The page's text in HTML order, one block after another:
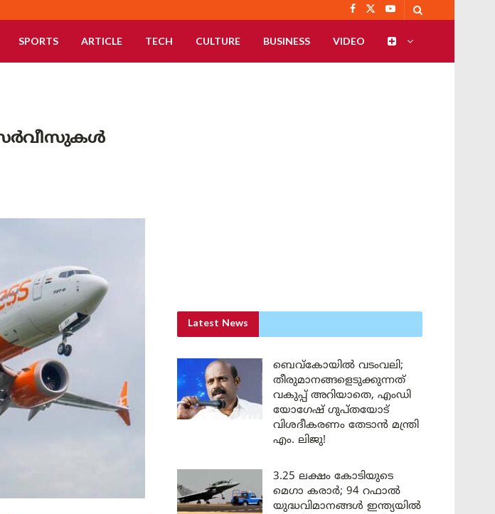
SPORTS ARTICLE TECH CULTURE BUSINESS VIDEO
സർവീസുകൾ
Latest News
ബെവ്കോയിൽ വടംവലി;
തീരുമാനങ്ങളെടുക്കുന്നത്
വകുപ്പ് അറിയാതെ, എംഡി
യോഗേഷ് ഗുപ്തയോട്
വിശദീകരണം തേടാൻ മന്ത്രി
എം. ലിജു!
3.25 ലക്ഷം കോടിയുടെ
മെഗാ കരാർ; 94 റഫാൽ
യുദ്ധവിമാനങ്ങൾ ഇന്ത്യയിൽ